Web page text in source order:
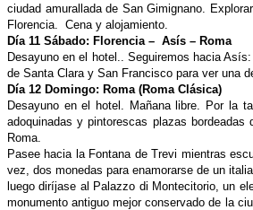
ciudad amurallada de San Gimignano.
Florencia. Cena y alojamiento.
Día 11 Sábado: Florencia – Asís – Roma
Desayuno en el hotel.. Seguiremos hacia
de Santa Clara y San Francisco para ver una
Día 12 Domingo: Roma (Roma Clásica)
Desayuno en el hotel. Mañana libre. Por la
adoquinadas y pintorescas plazas
Roma.
Pasee hacia la Fontana de Trevi mientras
vez, dos monedas para enamorarse de un
luego diríjase al Palazzo di Montecitorio, un
monumento antiguo mejor conservado de la